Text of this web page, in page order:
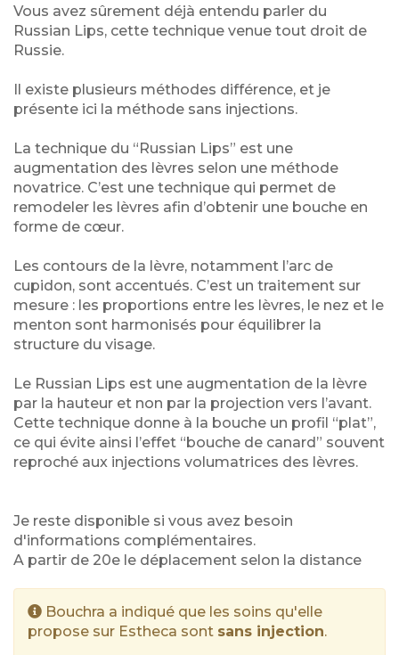
Vous avez sûrement déjà entendu parler du
Russian Lips, cette technique venue tout droit de
Russie.
Il existe plusieurs méthodes différence, et je
présente ici la méthode sans injections.
La technique du “Russian Lips” est une
augmentation des lèvres selon une méthode
novatrice. C’est une technique qui permet de
remodeler les lèvres afin d’obtenir une bouche en
forme de cœur.
Les contours de la lèvre, notamment l’arc de
cupidon, sont accentués. C’est un traitement sur
mesure : les proportions entre les lèvres, le nez et le
menton sont harmonisés pour équilibrer la
structure du visage.
Le Russian Lips est une augmentation de la lèvre
par la hauteur et non par la projection vers l’avant.
Cette technique donne à la bouche un profil “plat”,
ce qui évite ainsi l’effet “bouche de canard” souvent
reproché aux injections volumatrices des lèvres.
Je reste disponible si vous avez besoin
d'informations complémentaires.
A partir de 20e le déplacement selon la distance
Bouchra a indiqué que les soins qu'elle
propose sur Estheca sont sans injection.